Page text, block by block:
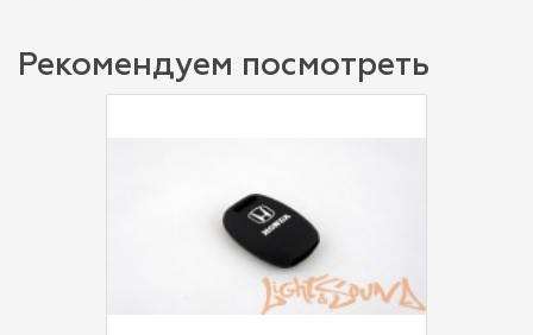
Рекомендуем посмотреть